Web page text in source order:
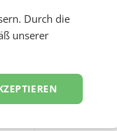
Durch die
unserer